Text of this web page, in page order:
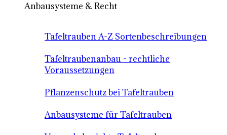
Anbausysteme & Recht
Tafeltrauben A-Z Sortenbeschreibungen
Tafeltraubenanbau - rechtliche
Voraussetzungen
Pflanzenschutz bei Tafeltrauben
Anbausysteme für Tafeltrauben